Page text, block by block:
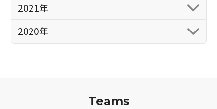
2021年
2020年
Teams